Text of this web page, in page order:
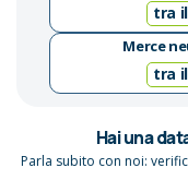
tra
Merce
tra
Hai una
Parla subito con noi: